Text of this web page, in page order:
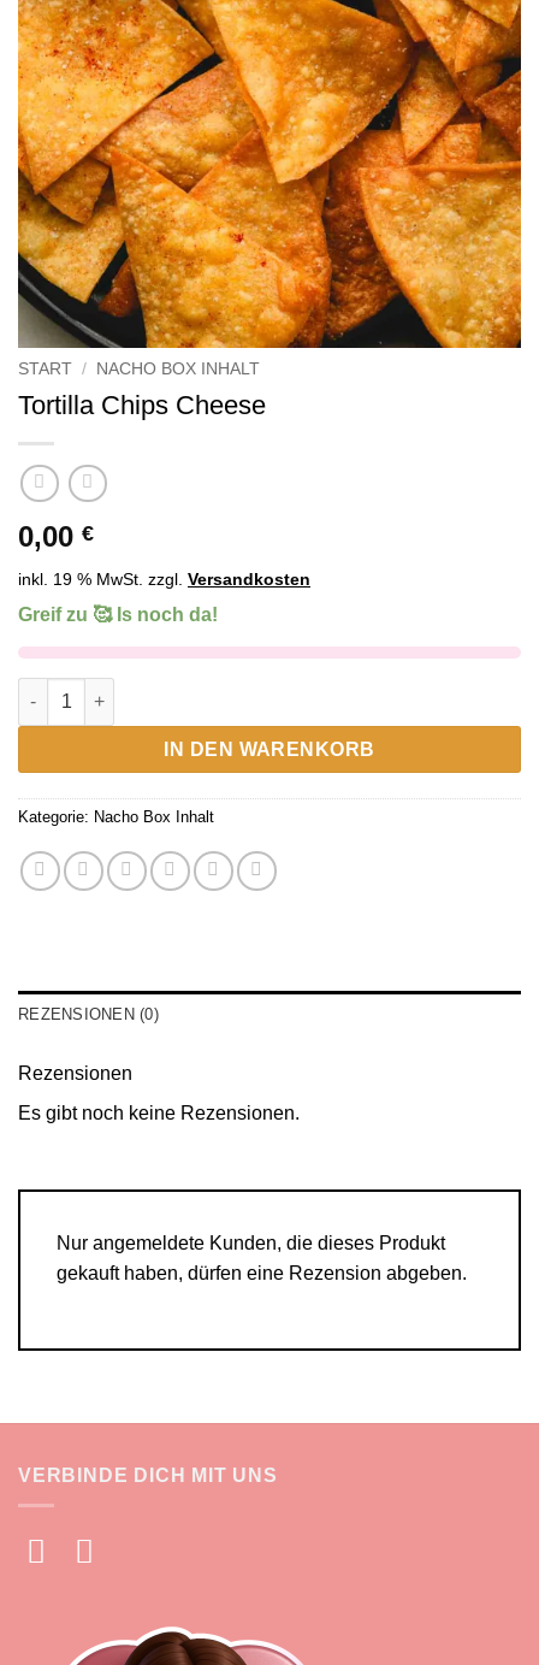
START / NACHO BOX INHALT
Tortilla Chips Cheese
0,00 €
inkl. 19 % MwSt. zzgl. Versandkosten
Greif zu 🥰 Is noch da!
Tortilla Chips Cheese Menge
IN DEN WARENKORB
Alternative:
Kategorie: Nacho Box Inhalt
REZENSIONEN (0)
Rezensionen
Es gibt noch keine Rezensionen.
Nur angemeldete Kunden, die dieses Produkt
gekauft haben, dürfen eine Rezension abgeben.
VERBINDE DICH MIT UNS